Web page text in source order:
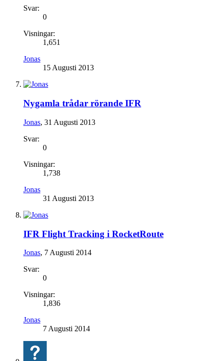
Svar:
0
Visningar:
1,651
Jonas
15 Augusti 2013
Nygamla trådar rörande IFR
Jonas, 31 Augusti 2013
Svar:
0
Visningar:
1,738
Jonas
31 Augusti 2013
IFR Flight Tracking i RocketRoute
Jonas, 7 Augusti 2014
Svar:
0
Visningar:
1,836
Jonas
7 Augusti 2014